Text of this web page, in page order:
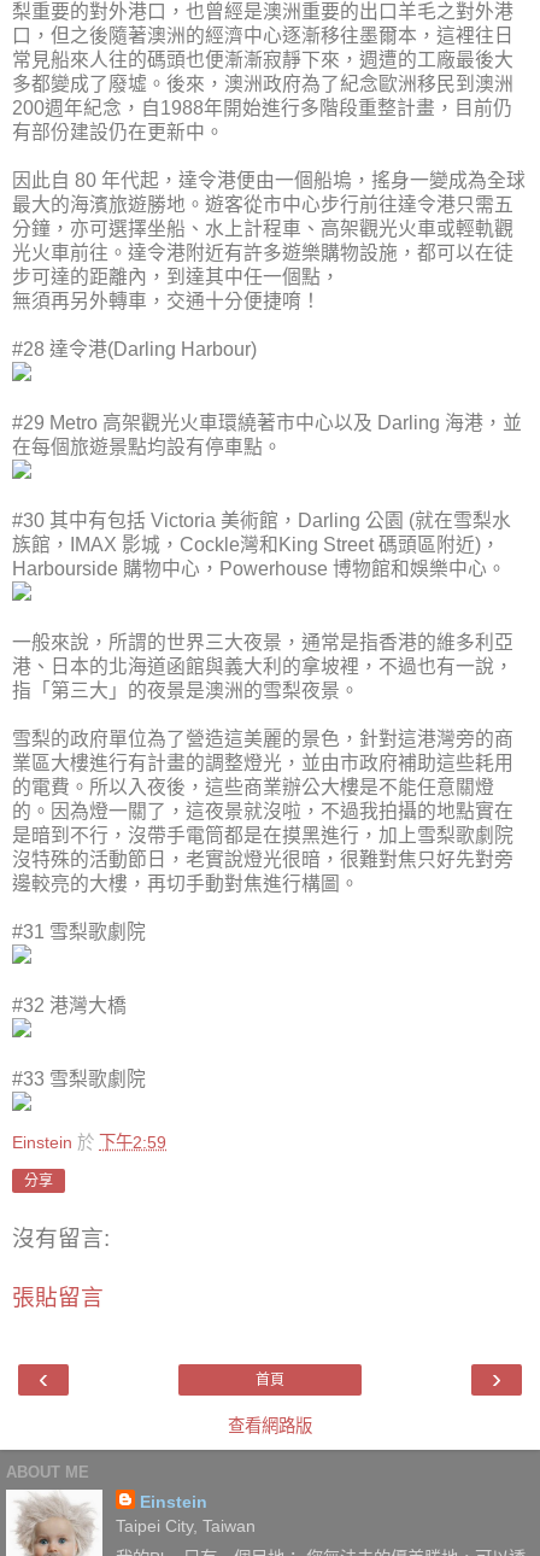
梨重要的對外港口，也曾經是澳洲重要的出口羊毛之對外港
口，但之後隨著澳洲的經濟中心逐漸移往墨爾本，這裡往日
常見船來人往的碼頭也便漸漸寂靜下來，週遭的工廠最後大
多都變成了廢墟。後來，澳洲政府為了紀念歐洲移民到澳洲
200週年紀念，自1988年開始進行多階段重整計畫，目前仍
有部份建設仍在更新中。
因此自 80 年代起，達令港便由一個船塢，搖身一變成為全球
最大的海濱旅遊勝地。遊客從市中心步行前往達令港只需五
分鐘，亦可選擇坐船、水上計程車、高架觀光火車或輕軌觀
光火車前往。達令港附近有許多遊樂購物設施，都可以在徒
步可達的距離內，到達其中任一個點，
無須再另外轉車，交通十分便捷唷！
#28 達令港(Darling Harbour)
#29 Metro 高架觀光火車環繞著市中心以及 Darling 海港，並
在每個旅遊景點均設有停車點。
#30 其中有包括 Victoria 美術館，Darling 公園 (就在雪梨水
族館，IMAX 影城，Cockle灣和King Street 碼頭區附近)，
Harbourside 購物中心，Powerhouse 博物館和娛樂中心。
一般來說，所謂的世界三大夜景，通常是指香港的維多利亞
港、日本的北海道函館與義大利的拿坡裡，不過也有一說，
指「第三大」的夜景是澳洲的雪梨夜景。
雪梨的政府單位為了營造這美麗的景色，針對這港灣旁的商
業區大樓進行有計畫的調整燈光，並由市政府補助這些耗用
的電費。所以入夜後，這些商業辦公大樓是不能任意關燈
的。因為燈一關了，這夜景就沒啦，不過我拍攝的地點實在
是暗到不行，沒帶手電筒都是在摸黑進行，加上雪梨歌劇院
沒特殊的活動節日，老實說燈光很暗，很難對焦只好先對旁
邊較亮的大樓，再切手動對焦進行構圖。
#31 雪梨歌劇院
#32 港灣大橋
#33 雪梨歌劇院
Einstein 於 下午2:59
分享
沒有留言:
張貼留言
‹ ›
首頁
查看網路版
ABOUT ME
Einstein
Taipei City, Taiwan